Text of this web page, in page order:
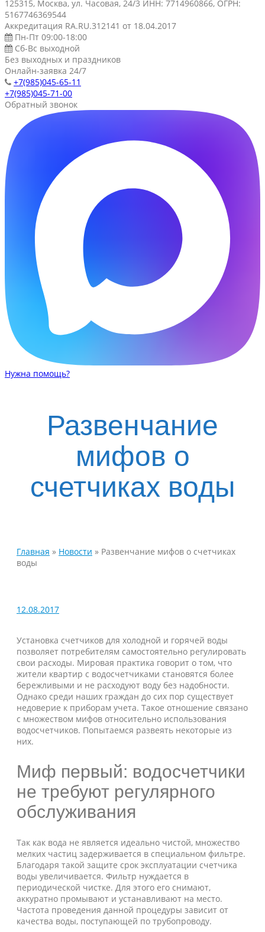
125315, Москва, ул. Часовая, 24/3 ИНН: 7714960866, ОГРН:
5167746369544
Аккредитация RA.RU.312141 от 18.04.2017
Пн-Пт 09:00-18:00
Сб-Вс выходной
Без выходных и праздников
Онлайн-заявка 24/7
+7(985)045-65-11
+7(985)045-71-00
Обратный звонок
Нужна помощь?
Развенчание
мифов о
счетчиках воды
Главная » Новости » Развенчание мифов о счетчиках
воды
12.08.2017
Установка счетчиков для холодной и горячей воды
позволяет потребителям самостоятельно регулировать
свои расходы. Мировая практика говорит о том, что
жители квартир с водосчетчиками становятся более
бережливыми и не расходуют воду без надобности.
Однако среди наших граждан до сих пор существует
недоверие к приборам учета. Такое отношение связано
с множеством мифов относительно использования
водосчетчиков. Попытаемся развеять некоторые из
них.
Миф первый: водосчетчики
не требуют регулярного
обслуживания
Так как вода не является идеально чистой, множество
мелких частиц задерживается в специальном фильтре.
Благодаря такой защите срок эксплуатации счетчика
воды увеличивается. Фильтр нуждается в
периодической чистке. Для этого его снимают,
аккуратно промывают и устанавливают на место.
Частота проведения данной процедуры зависит от
качества воды, поступающей по трубопроводу.